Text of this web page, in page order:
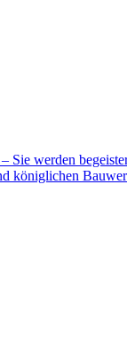
werden
königlichen